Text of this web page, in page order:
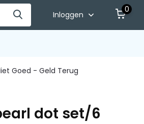
Inloggen
0
Goed - Geld Terug
dot set/6